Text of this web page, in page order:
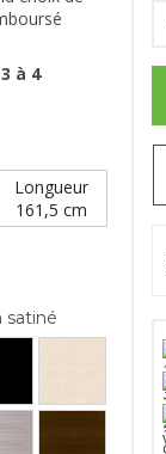
à 4
Longueur
161,5 cm